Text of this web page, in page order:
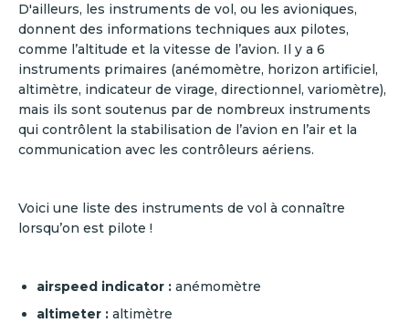
D'ailleurs, les instruments de vol, ou les avioniques,
donnent des informations techniques aux pilotes,
comme l’altitude et la vitesse de l’avion. Il y a 6
instruments primaires (anémomètre, horizon artificiel,
altimètre, indicateur de virage, directionnel, variomètre),
mais ils sont soutenus par de nombreux instruments
qui contrôlent la stabilisation de l’avion en l’air et la
communication avec les contrôleurs aériens.
Voici une liste des instruments de vol à connaître
lorsqu’on est pilote !
airspeed indicator : anémomètre
altimeter : altimètre